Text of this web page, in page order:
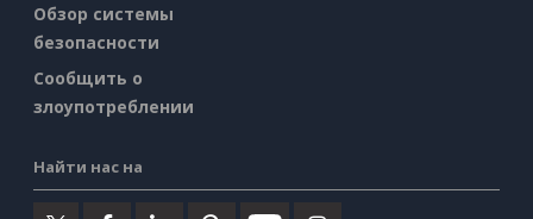
Обзор системы
безопасности
Сообщить о
злоупотреблении
Найти нас на